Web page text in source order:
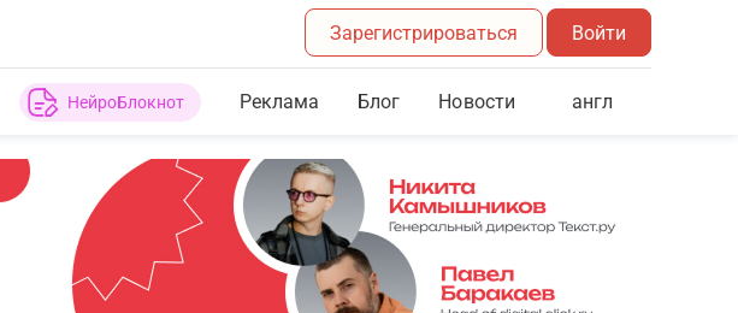
Зарегистрироваться Войти
НейроБлокнот Реклама Блог Новости англ